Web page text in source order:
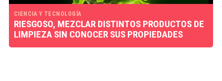
CIENCIA Y TECNOLOGÍA
RIESGOSO, MEZCLAR DISTINTOS PRODUCTOS DE
LIMPIEZA SIN CONOCER SUS PROPIEDADES